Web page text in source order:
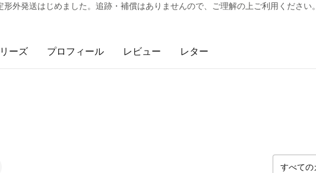
形外発送はじめました。追跡・補償はありませんので、ご理解の上ご利用ください。
ーズ プロフィール レビュー レター